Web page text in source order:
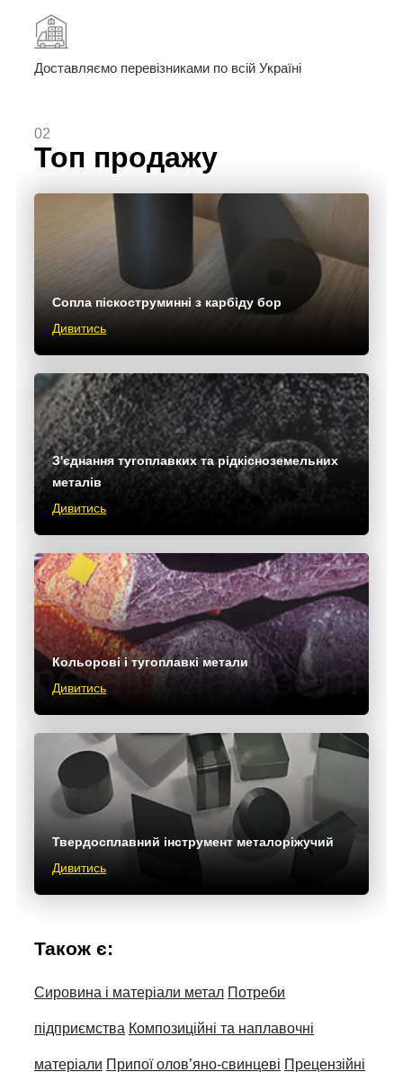
Доставляємо перевізниками по всій Україні
02
Топ продажу
Сопла піскоструминні з карбіду бор
Дивитись
З'єднання тугоплавких та рідкісноземельних
металів
Дивитись
Кольорові і тугоплавкі метали
Дивитись
Твердосплавний інструмент металоріжучий
Дивитись
Також є:
Сировина і матеріали метал Потреби
підприємства Композиційні та наплавочні
матеріали Припої олов’яно-свинцеві Прецензійні